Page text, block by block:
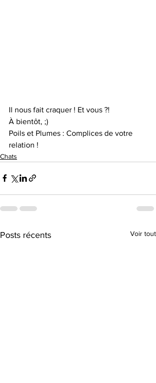
Il nous fait craquer ! Et vous ?!
À bientôt, ;)
Poils et Plumes : Complices de votre
relation !
Chats
Posts récents Voir tout